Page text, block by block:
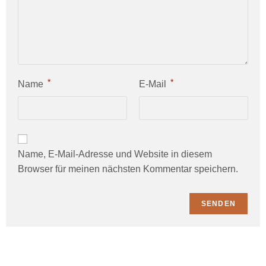
Name * E-Mail *
Name, E-Mail-Adresse und Website in diesem
Browser für meinen nächsten Kommentar speichern.